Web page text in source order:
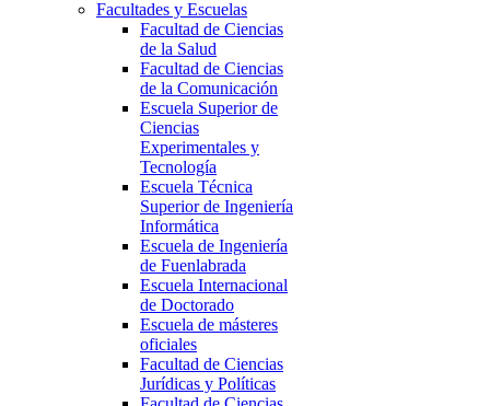
Facultades y Escuelas
Facultad de Ciencias
de la Salud
Facultad de Ciencias
de la Comunicación
Escuela Superior de
Ciencias
Experimentales y
Tecnología
Escuela Técnica
Superior de Ingeniería
Informática
Escuela de Ingeniería
de Fuenlabrada
Escuela Internacional
de Doctorado
Escuela de másteres
oficiales
Facultad de Ciencias
Jurídicas y Políticas